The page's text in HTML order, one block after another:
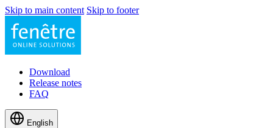
Skip to main content Skip to footer
Download
Release notes
FAQ
English